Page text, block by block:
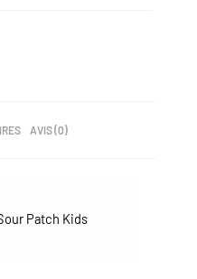
AVIS (0)
Patch Kids